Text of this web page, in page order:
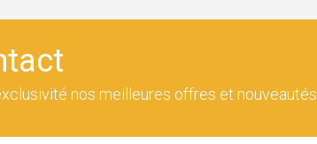
nos meilleures offres et nouveautés